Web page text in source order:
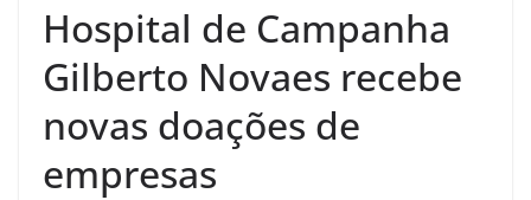
Hospital de Campanha
Gilberto Novaes recebe
novas doações de
empresas